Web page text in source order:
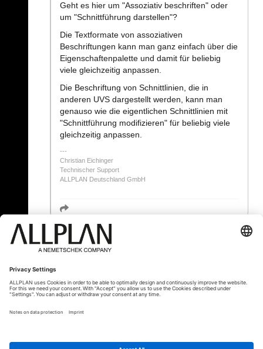
Geht es hier um "Assoziativ beschriften" oder
um "Schnittführung darstellen"?
Die Textformate von assoziativen
Beschriftungen kann man ganz einfach über die
Eigenschaftenpalette und damit für beliebig
viele gleichzeitig anpassen.
Die Beschriftung von Schnittlinien, die in
anderen UVS dargestellt werden, kann man
genauso wie die eigentlichen Schnittlinien mit
"Schnittführung modifizieren" für beliebig viele
gleichzeitig anpassen.
Christian Eichinger
Technischer Support
ALLPLAN Deutschland GmbH
« Zurück